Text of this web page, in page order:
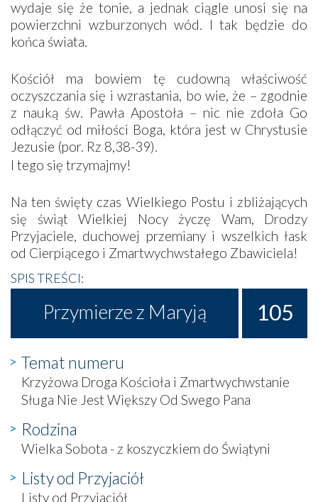
wydaje się że tonie, a jednak ciągle unosi się na
powierzchni wzburzonych wód. I tak będzie do
końca świata.
Kościół ma bowiem tę cudowną właściwość
oczyszczania się i wzrastania, bo wie, że – zgodnie
z nauką św. Pawła Apostoła – nic nie zdoła Go
odłączyć od miłości Boga, która jest w Chrystusie
Jezusie (por. Rz 8,38-39).
I tego się trzymajmy!
Na ten święty czas Wielkiego Postu i zbliżających
się świąt Wielkiej Nocy życzę Wam, Drodzy
Przyjaciele, duchowej przemiany i wszelkich łask
od Cierpiącego i Zmartwychwstałego Zbawiciela!
SPIS TREŚCI:
Przymierze z Maryją 105
Temat numeru
Krzyżowa Droga Kościoła i Zmartwychwstanie
Sługa Nie Jest Większy Od Swego Pana
Rodzina
Wielka Sobota - z koszyczkiem do Świątyni
Listy od Przyjaciół
Listy od Przyjaciół